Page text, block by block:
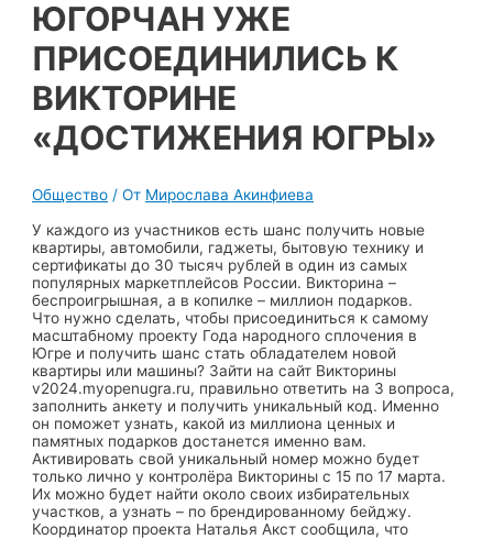
ЮГОРЧАН УЖЕ
ПРИСОЕДИНИЛИСЬ К
ВИКТОРИНЕ
«ДОСТИЖЕНИЯ ЮГРЫ»
Общество / От Мирослава Акинфиева
У каждого из участников есть шанс получить новые
квартиры, автомобили, гаджеты, бытовую технику и
сертификаты до 30 тысяч рублей в один из самых
популярных маркетплейсов России. Викторина –
беспроигрышная, а в копилке – миллион подарков.
Что нужно сделать, чтобы присоединиться к самому
масштабному проекту Года народного сплочения в
Югре и получить шанс стать обладателем новой
квартиры или машины? Зайти на сайт Викторины
v2024.myopenugra.ru, правильно ответить на 3 вопроса,
заполнить анкету и получить уникальный код. Именно
он поможет узнать, какой из миллиона ценных и
памятных подарков достанется именно вам.
Активировать свой уникальный номер можно будет
только лично у контролёра Викторины с 15 по 17 марта.
Их можно будет найти около своих избирательных
участков, а узнать – по брендированному бейджу.
Координатор проекта Наталья Акст сообщила, что